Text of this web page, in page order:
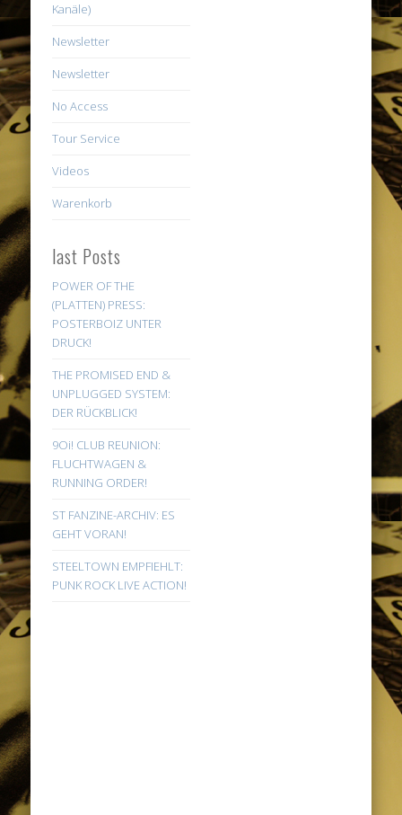
Kanäle)
Newsletter
Newsletter
No Access
Tour Service
Videos
Warenkorb
last Posts
POWER OF THE
(PLATTEN) PRESS:
POSTERBOIZ UNTER
DRUCK!
THE PROMISED END &
UNPLUGGED SYSTEM:
DER RÜCKBLICK!
9Oi! CLUB REUNION:
FLUCHTWAGEN &
RUNNING ORDER!
ST FANZINE-ARCHIV: ES
GEHT VORAN!
STEELTOWN EMPFIEHLT:
PUNK ROCK LIVE ACTION!